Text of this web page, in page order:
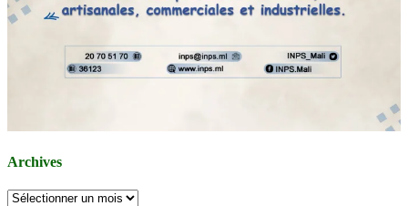
Archives
Archives